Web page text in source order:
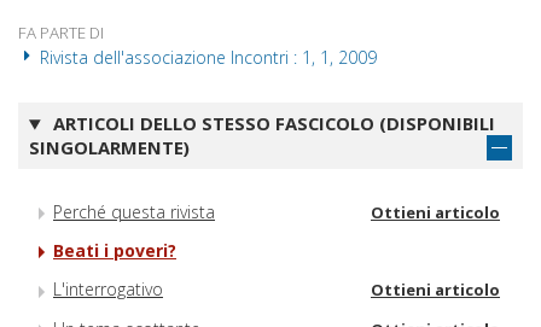
FA PARTE DI
Rivista dell'associazione Incontri : 1, 1, 2009
ARTICOLI DELLO STESSO FASCICOLO (DISPONIBILI
SINGOLARMENTE)
Perché questa rivista Ottieni articolo
Beati i poveri?
L'interrogativo
Ottieni articolo